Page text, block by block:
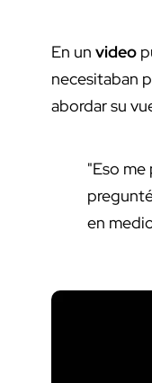
En un video
necesitaban
abordar su
"Eso
en